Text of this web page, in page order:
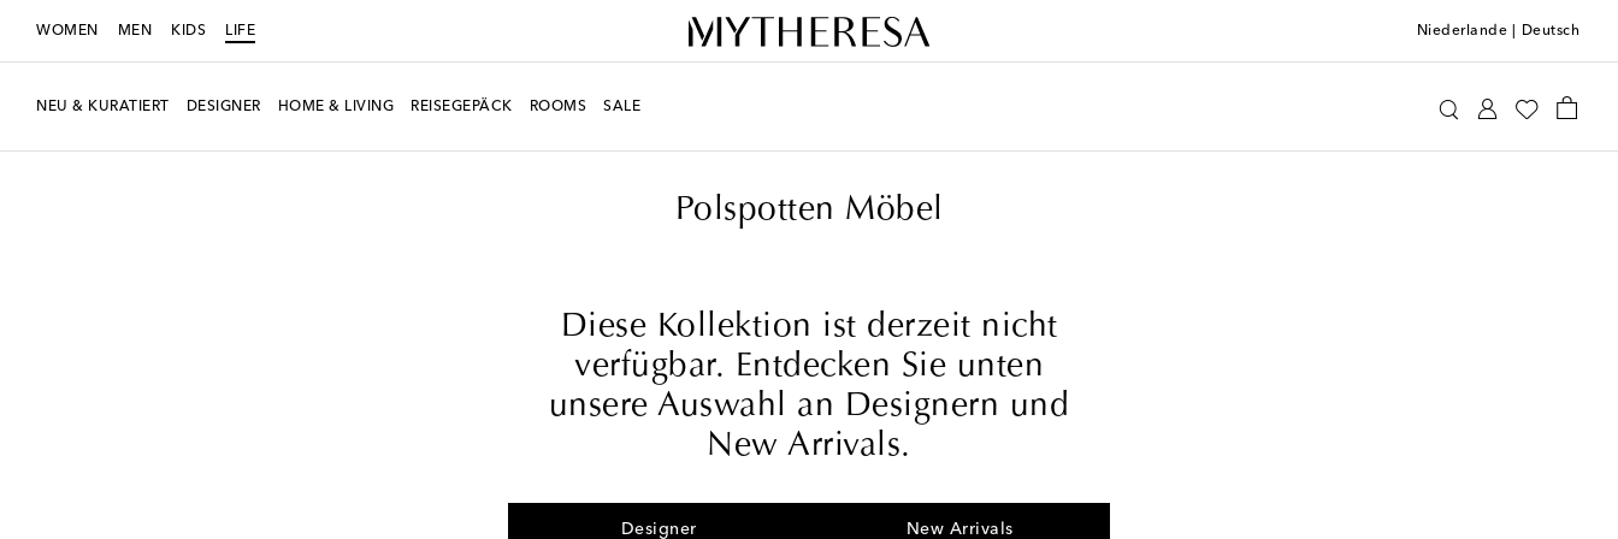
WOMEN MEN KIDS LIFE Niederlande Deutsch
NEU & KURATIERT DESIGNER HOME & LIVING REISEGEPÄCK ROOMS SALE
Polspotten Möbel
Diese Kollektion ist derzeit nicht
verfügbar. Entdecken Sie unten
unsere Auswahl an Designern und
New Arrivals.
Designer New Arrivals